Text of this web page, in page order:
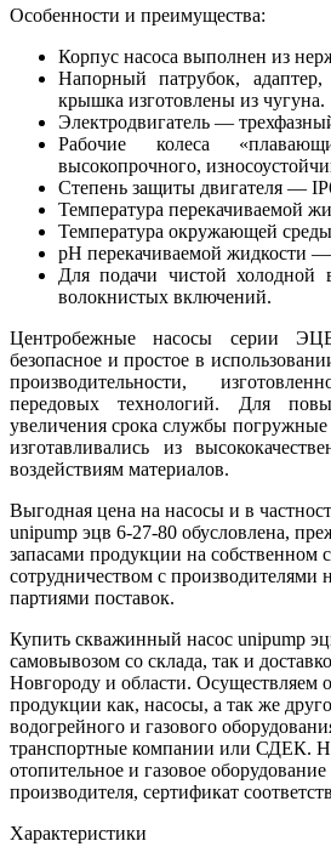
Особенности и преимущества:
Корпус насоса выполнен из
Напорный патрубок,
крышка изготовлены из чугуна.
Электродвигатель —
Рабочие колеса
высокопрочного,
Степень защиты двигателя —
Температура перекачиваемой
Температура окружающей
pH перекачиваемой жидкости
Для подачи чистой холодной
волокнистых включений.
Центробежные насосы серии
безопасное и простое в
производительности,
передовых технологий. Для
увеличения срока службы
изготавливались из
воздействиям материалов.
Выгодная цена на насосы и в
unipump эцв 6-27-80 обусловлена,
запасами продукции на собственном
сотрудничеством с
партиями поставок.
Купить скважинный насос unipump
самовывозом со склада, так и
Новгороду и области. Осуществляем
продукции как, насосы, а так же
водогрейного и газового
транспортные компании или СДЕК.
отопительное и газовое
производителя, сертификат
Характеристики